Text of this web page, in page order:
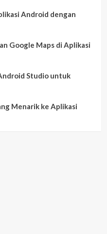
Android dengan
Google Maps di Aplikasi
Studio untuk
Menarik ke Aplikasi